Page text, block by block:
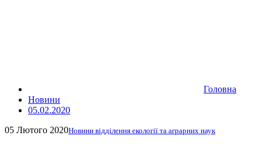
Головна
Новини
05.02.2020
05 Лютого 2020Новини відділення екології та аграрних наук